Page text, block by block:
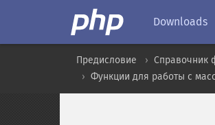
Downloads
Предисловие Справочник
Функции для работы с